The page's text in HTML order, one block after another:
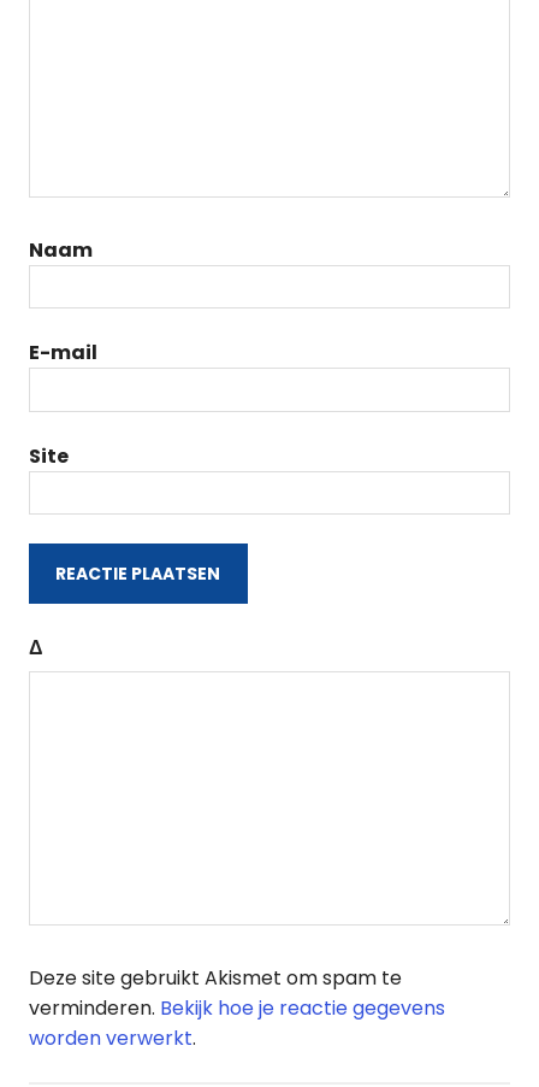
Naam
E-mail
Site
Δ
Deze site gebruikt Akismet om spam te
verminderen. Bekijk hoe je reactie gegevens
worden verwerkt.